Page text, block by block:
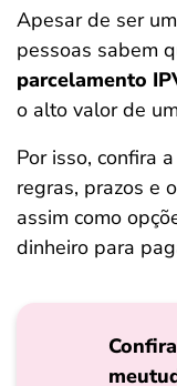
Apesar de ser
pessoas sabem
parcelamento
o alto valor de
Por isso, confira
regras, prazos e
assim como
dinheiro para